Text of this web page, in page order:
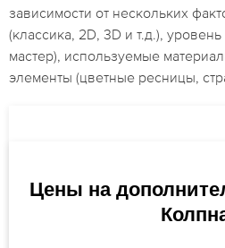
зависимости от нескольких
(классика, 2D, 3D и т.д.),
мастер), используемые
элементы (цветные ресницы,
Цены на